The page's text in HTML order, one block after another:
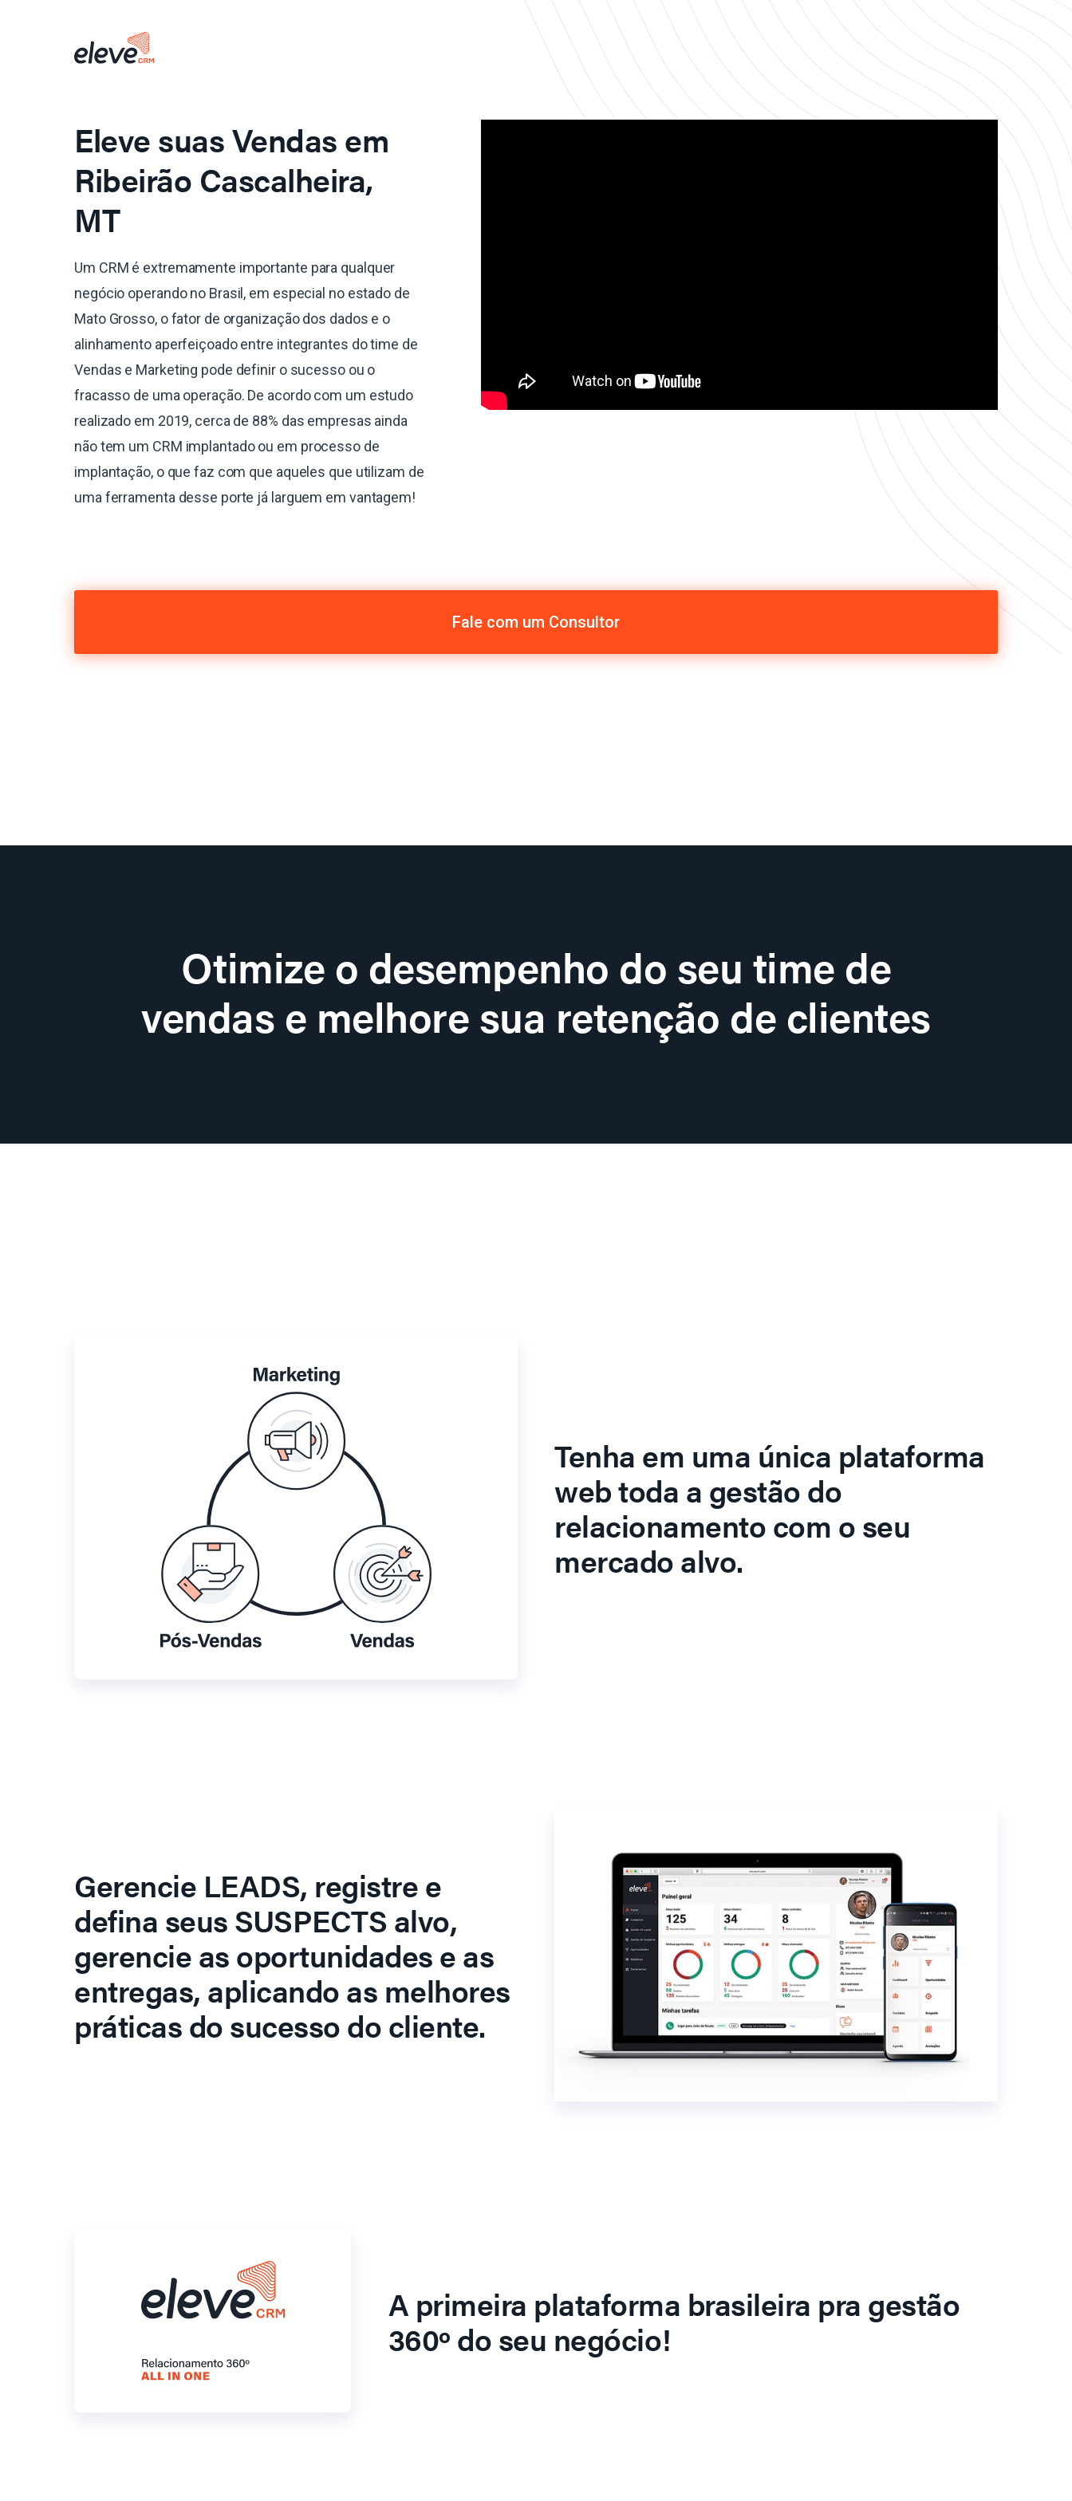
Eleve suas Vendas em
Ribeirão Cascalheira,
MT
Um CRM é extremamente importante para qualquer
negócio operando no Brasil, em especial no estado de
Mato Grosso, o fator de organização dos dados e o
alinhamento aperfeiçoado entre integrantes do time de
Vendas e Marketing pode definir o sucesso ou o
fracasso de uma operação. De acordo com um estudo
realizado em 2019, cerca de 88% das empresas ainda
não tem um CRM implantado ou em processo de
implantação, o que faz com que aqueles que utilizam de
uma ferramenta desse porte já larguem em vantagem!
Fale com um Consultor
Otimize o desempenho do seu time de
vendas e melhore sua retenção de clientes
Tenha em uma única plataforma
web toda a gestão do
relacionamento com o seu
mercado alvo.
Gerencie LEADS, registre e
defina seus SUSPECTS alvo,
gerencie as oportunidades e as
entregas, aplicando as melhores
práticas do sucesso do cliente.
A primeira plataforma brasileira pra gestão
360º do seu negócio!